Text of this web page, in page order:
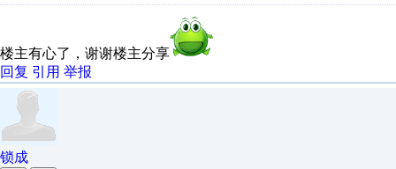
楼主有心了，谢谢楼主分享
回复 引用 举报
锁成